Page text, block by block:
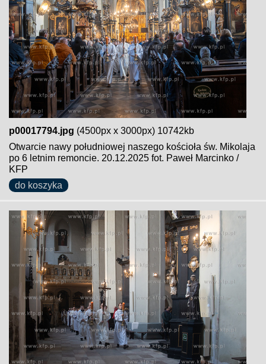
p00017794.jpg (4500px x 3000px) 10742kb
Otwarcie nawy południowej naszego kościoła św. Mikolaja
po 6 letnim remoncie. 20.12.2025 fot. Paweł Marcinko /
KFP
do koszyka